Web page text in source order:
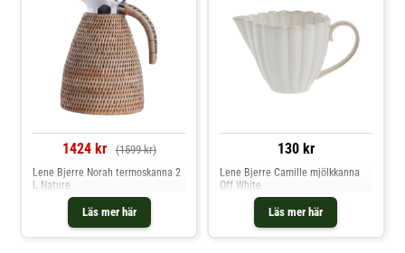
1424 kr (1599 kr)
Läs mer här
Lene Bjerre Norah termoskanna 2
L Nature
130 kr
Läs mer här
Lene Bjerre Camille mjölkkanna
Off White